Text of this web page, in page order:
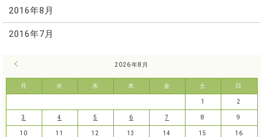
2016年8月
2016年7月
2026年8月
月 火 水 木 金 土 日
1 2
3 4 5 6 7 8 9
10 11 12 13 14 15 16